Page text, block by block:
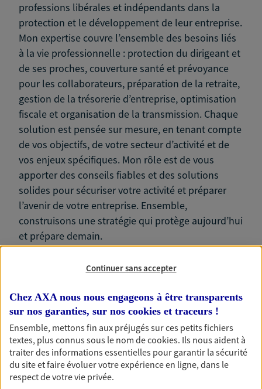
professions libérales et indépendants dans la
protection et le développement de leur entreprise.
Mon expertise couvre l’ensemble des besoins liés
à la vie professionnelle : protection du dirigeant et
de ses proches, couverture santé et prévoyance
pour les collaborateurs, préparation de la retraite,
gestion de la trésorerie d’entreprise, optimisation
fiscale et organisation de la transmission. Chaque
solution est pensée sur mesure, en tenant compte
de vos objectifs, de votre secteur d’activité et de
vos enjeux spécifiques. Mon rôle est de vous
apporter des conseils fiables et des solutions
solides pour sécuriser votre activité et préparer
l’avenir de votre entreprise. Ensemble,
construisons une stratégie qui protège aujourd’hui
et prépare demain.
Nos expertises
Accompagner les
professionnels et les
Continuer sans accepter
Chez AXA nous nous engageons à être transparents
sur nos garanties, sur nos cookies et traceurs !
Ensemble, mettons fin aux préjugés sur ces petits fichiers
textes, plus connus sous le nom decookies. Ils nous aident à
traiter des informations essentielles pour garantir la sécurité
du site et faire évoluer votre expérience en ligne, dans le
respect de votre vie privée.